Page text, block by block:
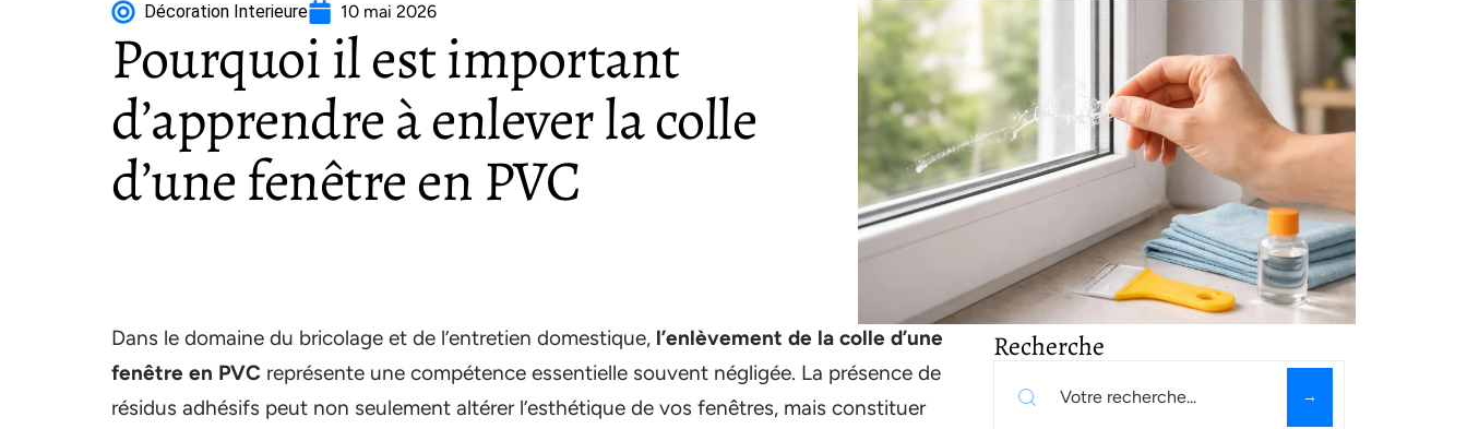
Décoration Interieure 10 mai 2026
Pourquoi il est important
d’apprendre à enlever la colle
d’une fenêtre en PVC
Dans le domaine du bricolage et de l’entretien domestique, l’enlèvement de la colle d’une
fenêtre en PVC représente une compétence essentielle souvent négligée. La présence de
résidus adhésifs peut non seulement altérer l’esthétique de vos fenêtres, mais constituer
Recherche